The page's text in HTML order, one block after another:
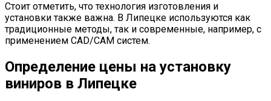
Стоит отметить, что технология изготовления и
установки также важна. В Липецке используются как
традиционные методы, так и современные, например, с
применением CAD/CAM систем.
Определение цены на установку
виниров в Липецке